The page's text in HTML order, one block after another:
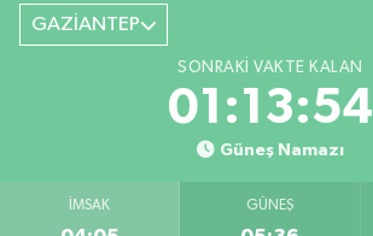
GAZİANTEP
SONRAKI VAKTE KALAN
01:13:53
Güneş Namazı
İMSAK GÜNEŞ